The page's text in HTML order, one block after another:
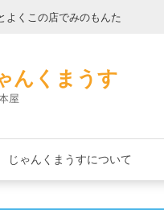
よくこの店でみのもんた
んくまうす
屋
じゃんくまうすについて